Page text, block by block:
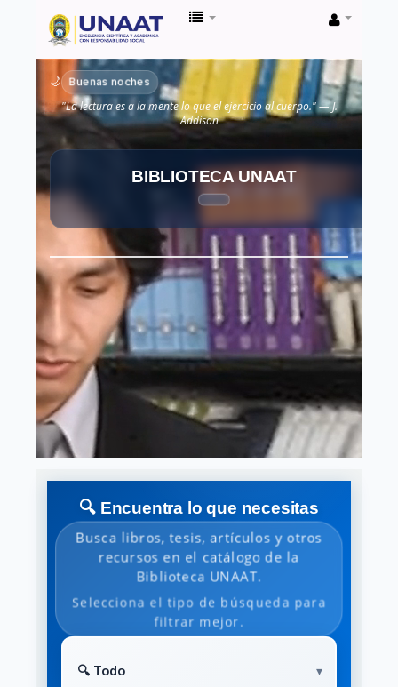
Biblioteca
Unaat
🌙 Buenas noches
"La lectura es a la mente lo que el ejercicio al cuerpo." — J.
Addison
BIBLIOTECA UNAAT
🔍 Encuentra lo que necesitas
Busca libros, tesis, artículos y otros
recursos en el catálogo de la
Biblioteca UNAAT.
Selecciona el tipo de búsqueda para
filtrar mejor.